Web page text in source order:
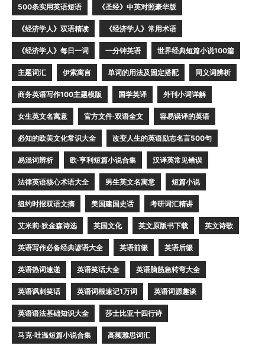
500条实用英语短语 《圣经》中英对照豪华版
《经济学人》双语精读 《经济学人》常用术语
《经济学人》每日一词 一分钟英语 世界经典短篇小说100篇
主题词汇 伊索寓言 单词的用法及固定搭配 同义词辨析
商务英语写作100主题模版 国学英译 外刊小词详解
女生英文名寓意 官方文件·双语全文 容易误译的英语
必知的欧美文化常识大全 改变人生的英语励志名言500句
易混词辨析 欧·亨利短篇小说合集 汉译英常见错误
法律英语核心术语大全 男生英文名寓意 短篇小说
纽约时报双语文摘 美国建国史话 考研词汇精讲
艾米莉·狄金森诗选 英国文化 英文原版书下载 英文诗歌
英语写作必备经典谚语大全 英语前缀 英语后缀
英语热词速递 英语笑话大全 英语脑筋急转弯大全
英语讽刺笑话 英语词根速记1万词 英语词源趣谈
英语语法基础知识大全 莎士比亚十四行诗
马克·吐温短篇小说合集 高频雅思词汇